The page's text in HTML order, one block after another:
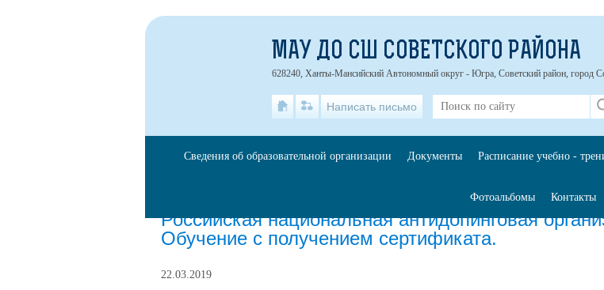
Российская национальная антидопинговая
Обучение с получением сертификата.
22.03.2019
МАУ ДО СШ СОВЕТСКОГО РАЙОНА
628240, Ханты-Мансийский Автономный округ - Югра, Советский район, город
Написать письмо
Сведения об образовательной организации Документы Расписание учебно -
Фотоальбомы Контакты